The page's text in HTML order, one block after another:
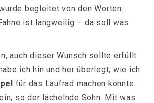
begleitet von den Worten:
ist langweilig – da soll was
auch dieser Wunsch sollte erfüllt
ich hin und her überlegt, wie ich
für das Laufrad machen könnte.
so der lächelnde Sohn. Mit was